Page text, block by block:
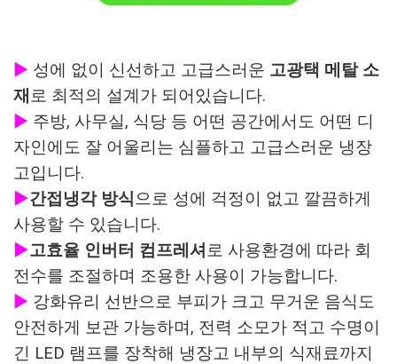
▶ 성에 없이 신선하고 고급스러운 고광택 메탈 소
재 로 최적의 설계가 되어있습니다.
▶ 주방, 사무실, 식당 등 어떤 공간에서도 어떤 디
자인에도 잘 어울리는 심플하고 고급스러운 냉장
고입니다.
▶간접냉각 방식으로 성에 걱정이 없고 깔끔하게
사용할 수 있습니다.
▶고효율 인버터 컴프레셔 로 사용환경에 따라 회
전수를 조절하며 조용한 사용이 가능합니다.
▶ 강화유리 선반으로 부피가 크고 무거운 음식도
안전하게 보관 가능하며, 전력 소모가 적고 수명이
긴 LED 램프를 장착해 냉장고 내부의 식재료까지